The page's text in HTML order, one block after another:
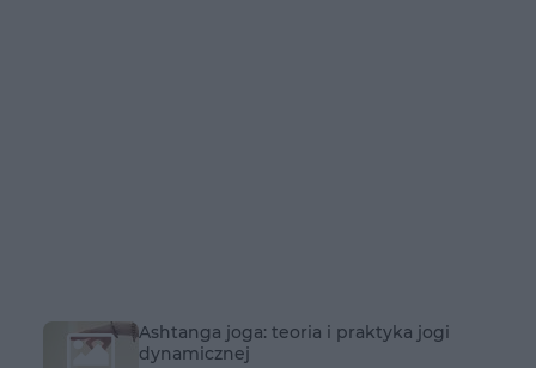
Ashtanga joga: teoria i praktyka jogi
dynamicznej